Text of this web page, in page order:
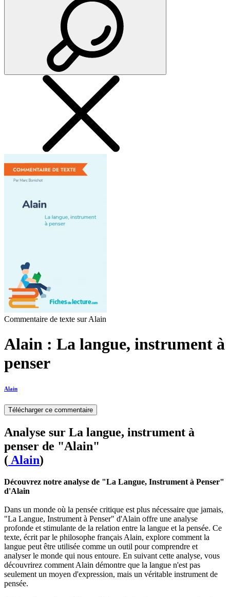
Commentaire de texte sur Alain
Alain : La langue, instrument à
penser
Alain
Télécharger ce commentaire
Analyse sur La langue, instrument à
penser de "Alain"
(Alain)
Découvrez notre analyse de "La Langue, Instrument à Penser"
d'Alain
Dans un monde où la pensée critique est plus nécessaire que jamais,
"La Langue, Instrument à Penser" d'Alain offre une analyse
profonde et stimulante de la relation entre la langue et la pensée. Ce
texte, écrit par le philosophe français Alain, explore comment la
langue peut être utilisée comme un outil pour comprendre et
analyser le monde qui nous entoure. En suivant cette analyse, vous
découvrirez comment Alain démontre que la langue n'est pas
seulement un moyen d'expression, mais un véritable instrument de
pensée.